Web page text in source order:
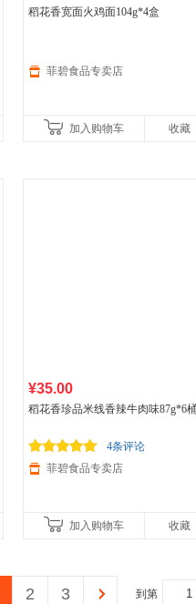
稻花香宽面火鸡面104g*4盒
菲碧食品专卖店
加入购物车 收藏
¥35.00
稻花香珍品米线香辣牛肉味87g*6
4条评论
菲碧食品专卖店
加入购物车 收藏
2 3 到第